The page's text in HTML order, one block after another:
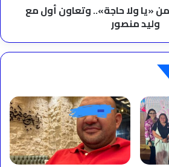
«يا ولا حاجة».. وتعاون أول مع
وليد منصور